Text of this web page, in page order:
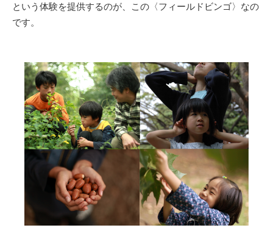
という体験を提供するのが、この〈フィールドビンゴ〉なの
です。